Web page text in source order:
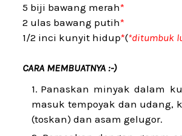
5 biji bawang merah*
2 ulas bawang putih*
1/2 inci kunyit hidup*(*ditumbuk
CARA MEMBUATNYA :-)
Panaskan minyak dalam
masuk tempoyak dan udang,
(toskan) dan asam gelugor.